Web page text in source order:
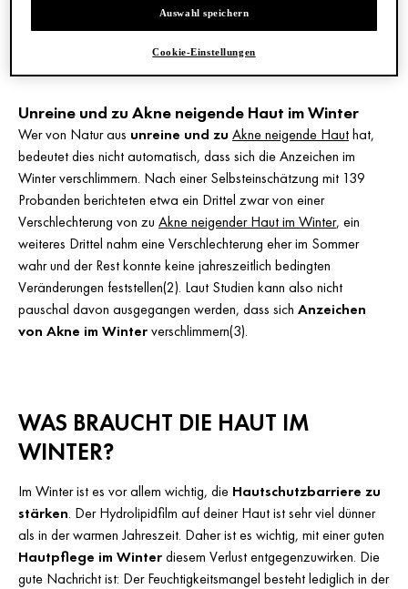
mehr ohne Weiteres abgestoßen werden. So bilden sich leichter
Unreine und zu Akne neigende Haut im Winter
Wer von Natur aus unreine und zu Akne neigende Hauthat,
bedeutet dies nicht automatisch, dass sich die Anzeichen im
Winter verschlimmern. Nach einer Selbsteinschätzung mit 139
Probanden berichteten etwa ein Drittel zwar von einer
Verschlechterung von zu Akne neigender Haut im Winter, ein
weiteres Drittel nahm eine Verschlechterung eher im Sommer
wahr und der Rest konnte keine jahreszeitlich bedingten
Veränderungen feststellen(2). Laut Studien kann also nicht
pauschal davon ausgegangen werden, dass sich Anzeichen
von Akne im Winterverschlimmern(3).
WAS BRAUCHT DIE HAUT IM
WINTER?
Im Winter ist es vor allem wichtig, die Hautschutzbarriere zu
stärken. Der Hydrolipidfilm auf deiner Haut ist sehr viel dünner
als in der warmen Jahreszeit. Daher ist es wichtig, mit einer guten
Hautpflege im Winterdiesem Verlust entgegenzuwirken. Die
gute Nachricht ist: Der Feuchtigkeitsmangel besteht lediglich in der
Auswahl speichern
Cookie-Einstellungen